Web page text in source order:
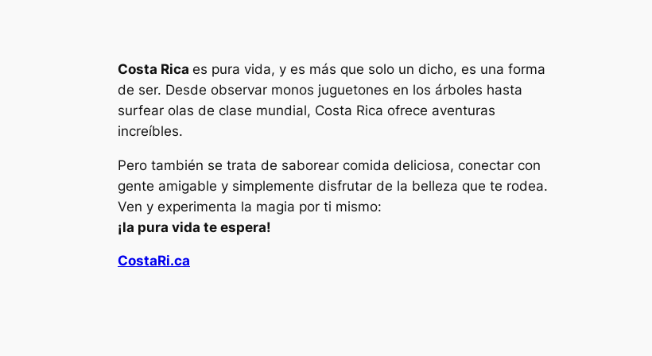
Costa Rica es pura vida, y es más que solo un dicho, es una forma
de ser. Desde observar monos juguetones en los árboles hasta
surfear olas de clase mundial, Costa Rica ofrece aventuras
increíbles.
Pero también se trata de saborear comida deliciosa, conectar con
gente amigable y simplemente disfrutar de la belleza que te rodea.
Ven y experimenta la magia por ti mismo:
¡la pura vida te espera!
CostaRi.ca